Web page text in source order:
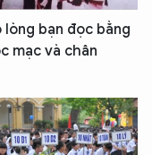
lòng bạn đọc bằng
mạc và chân